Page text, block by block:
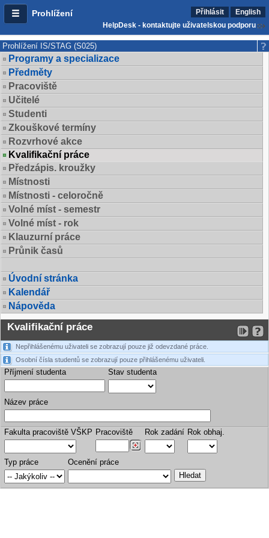
Prohlížení Přihlásit
English
HelpDesk - kontaktujte uživatelskou podporu
Prohlížení IS/STAG (S025)
Programy a specializace
Předměty
Pracoviště
Učitelé
Studenti
Zkouškové termíny
Rozvrhové akce
Kvalifikační práce
Předzápis. kroužky
Místnosti
Místnosti - celoročně
Volné míst - semestr
Volné míst - rok
Klauzurní práce
Průnik časů
Úvodní stránka
Kalendář
Nápověda
Kvalifikační práce
Nepřihlášenému uživateli se zobrazují pouze již odevzdané práce.
Osobní čísla studentů se zobrazují pouze přihlášenému uživateli.
Příjmení studenta Stav studenta
Název práce
Fakulta pracoviště VŠKP Pracoviště Rok zadání Rok obhaj.
Typ práce Ocenění práce